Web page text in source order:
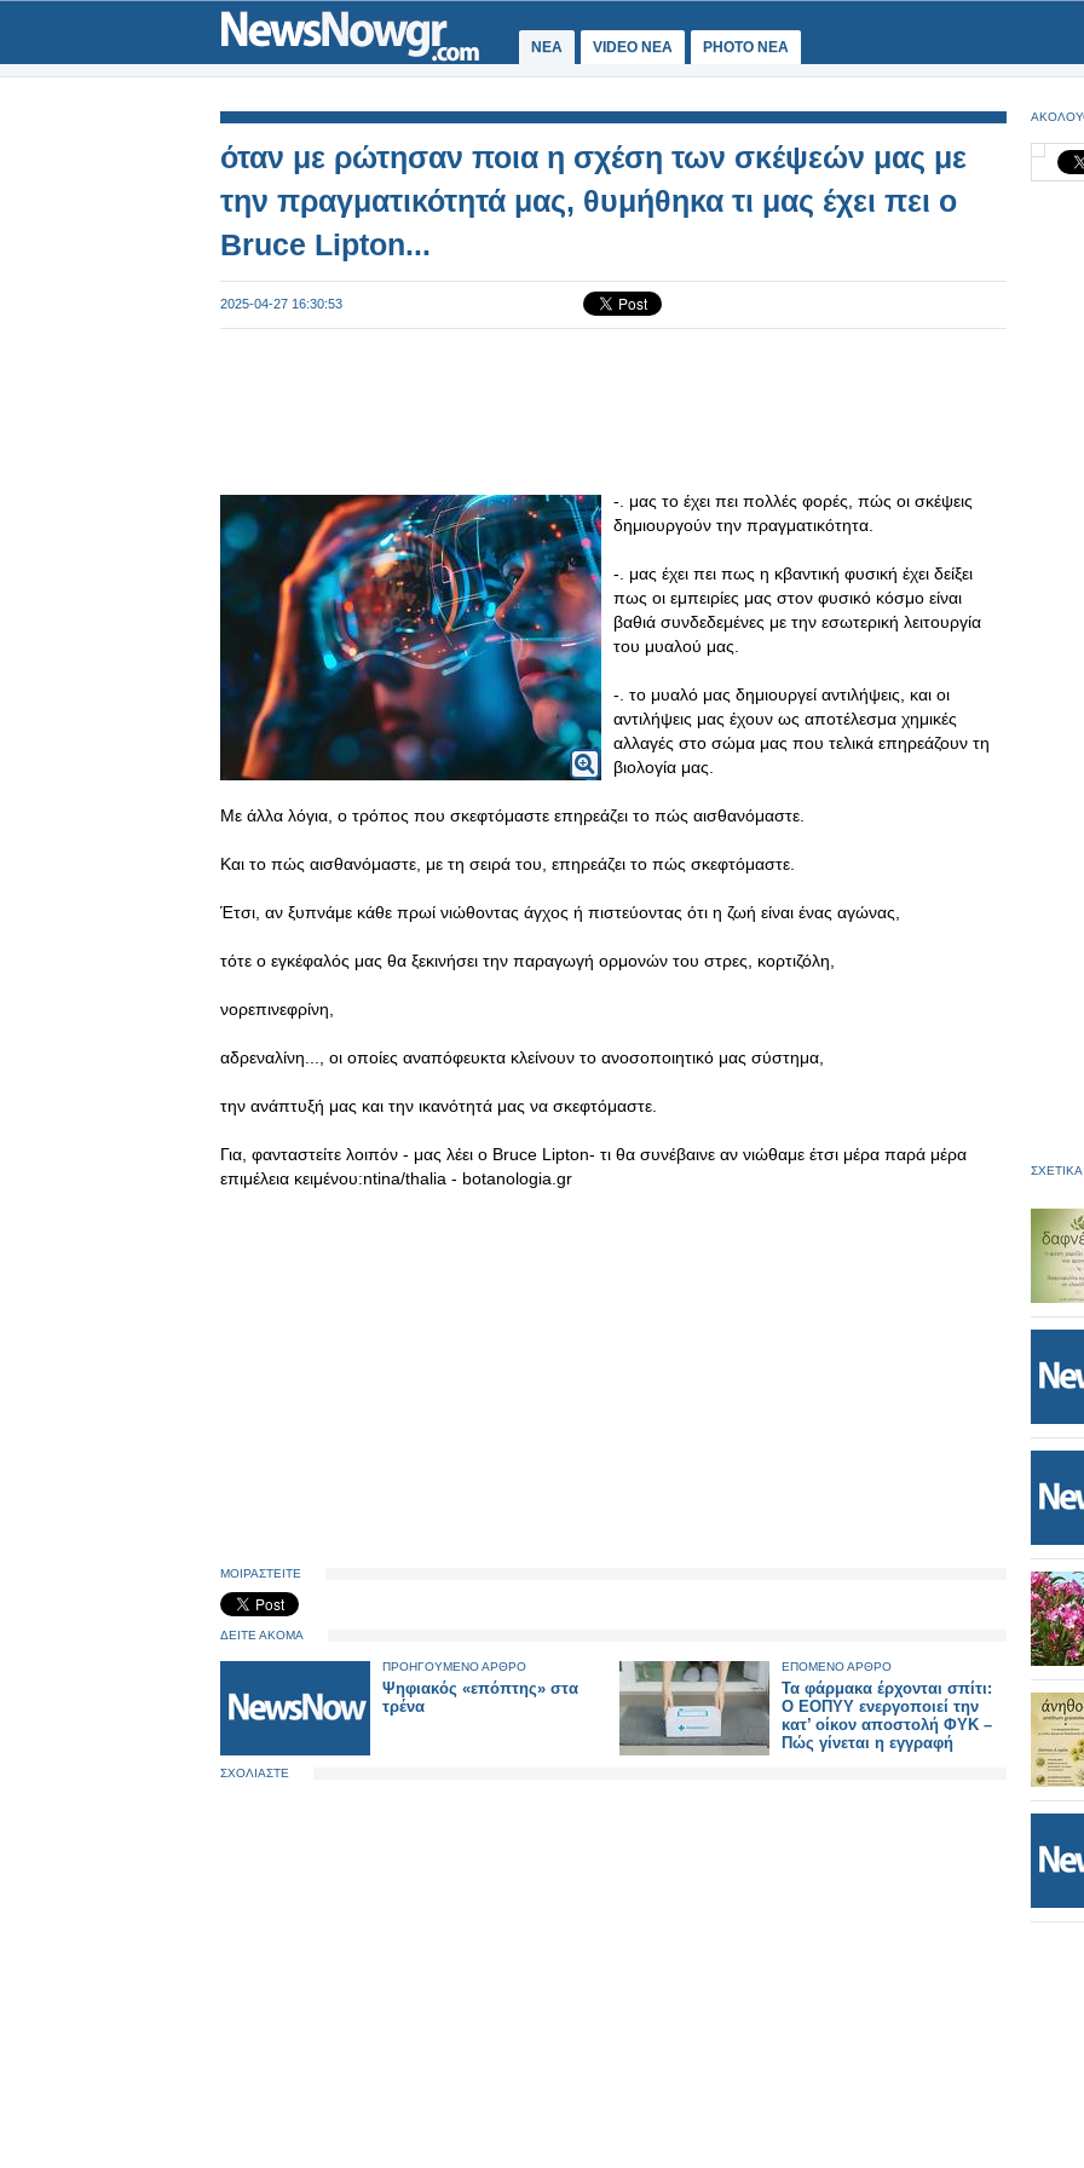
ΝΕΑ VIDEO NEA PHOTO NEA
όταν με ρώτησαν ποια η σχέση των σκέψεών μας με
την πραγματικότητά μας, θυμήθηκα τι μας έχει πει ο
Bruce Lipton...
2025-04-27 16:30:53
-. μας το έχει πει πολλές φορές, πώς οι σκέψεις
δημιουργούν την πραγματικότητα.
-. μας έχει πει πως η κβαντική φυσική έχει δείξει
πως οι εμπειρίες μας στον φυσικό κόσμο είναι
βαθιά συνδεδεμένες με την εσωτερική λειτουργία
του μυαλού μας.
-. το μυαλό μας δημιουργεί αντιλήψεις, και οι
αντιλήψεις μας έχουν ως αποτέλεσμα χημικές
αλλαγές στο σώμα μας που τελικά επηρεάζουν τη
βιολογία μας.
Με άλλα λόγια, ο τρόπος που σκεφτόμαστε επηρεάζει το πώς αισθανόμαστε.
Και το πώς αισθανόμαστε, με τη σειρά του, επηρεάζει το πώς σκεφτόμαστε.
Έτσι, αν ξυπνάμε κάθε πρωί νιώθοντας άγχος ή πιστεύοντας ότι η ζωή είναι ένας αγώνας,
τότε ο εγκέφαλός μας θα ξεκινήσει την παραγωγή ορμονών του στρες, κορτιζόλη,
νορεπινεφρίνη,
αδρεναλίνη..., οι οποίες αναπόφευκτα κλείνουν το ανοσοποιητικό μας σύστημα,
την ανάπτυξή μας και την ικανότητά μας να σκεφτόμαστε.
Για, φανταστείτε λοιπόν - μας λέει ο Bruce Lipton- τι θα συνέβαινε αν νιώθαμε έτσι μέρα παρά μέρα
επιμέλεια κειμένου:ntina/thalia - botanologia.gr
ΜΟΙΡΑΣΤΕΙΤΕ
ΔΕΙΤΕ ΑΚΟΜΑ
ΠΡΟΗΓΟΥΜΕΝΟ ΑΡΘΡΟ
Ψηφιακός «επόπτης» στα
τρένα
ΕΠΟΜΕΝΟ ΑΡΘΡΟ
Τα φάρμακα έρχονται σπίτι:
Ο ΕΟΠΥΥ ενεργοποιεί την
κατ’ οίκον αποστολή ΦΥΚ –
Πώς γίνεται η εγγραφή
ΣΧΟΛΙΑΣΤΕ